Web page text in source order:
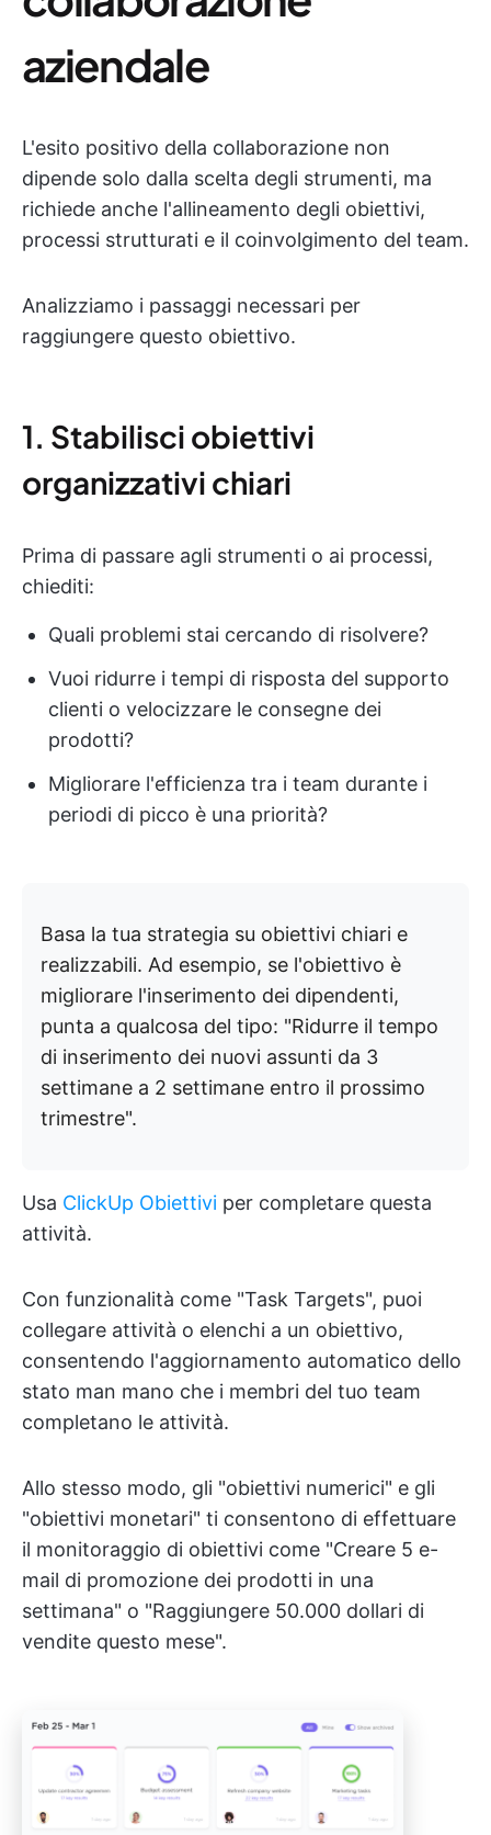
aziendale
L'esito positivo della collaborazione non
dipende solo dalla scelta degli strumenti, ma
richiede anche l'allineamento degli obiettivi,
processi strutturati e il coinvolgimento del team.
Analizziamo i passaggi necessari per
raggiungere questo obiettivo.
1. Stabilisci obiettivi
organizzativi chiari
Prima di passare agli strumenti o ai processi,
chiediti:
Quali problemi stai cercando di risolvere?
Vuoi ridurre i tempi di risposta del supporto
clienti o velocizzare le consegne dei
prodotti?
Migliorare l'efficienza tra i team durante i
periodi di picco è una priorità?
Basa la tua strategia su obiettivi chiari e
realizzabili. Ad esempio, se l'obiettivo è
migliorare l'inserimento dei dipendenti,
punta a qualcosa del tipo: "Ridurre il tempo
di inserimento dei nuovi assunti da 3
settimane a 2 settimane entro il prossimo
trimestre".
Usa ClickUp Obiettivi per completare questa
attività.
Con funzionalità come "Task Targets", puoi
collegare attività o elenchi a un obiettivo,
consentendo l'aggiornamento automatico dello
stato man mano che i membri del tuo team
completano le attività.
Allo stesso modo, gli "obiettivi numerici" e gli
"obiettivi monetari" ti consentono di effettuare
il monitoraggio di obiettivi come "Creare 5 e-
mail di promozione dei prodotti in una
settimana" o "Raggiungere 50.000 dollari di
vendite questo mese".